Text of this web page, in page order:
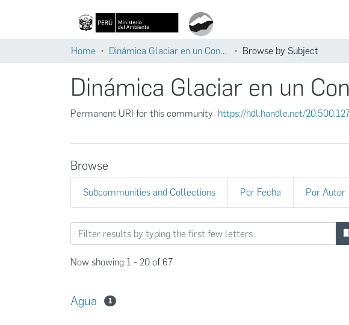
Home Dinámica Glaciar en un Contexto de Cambio Climático Browse by Subject
Dinámica Glaciar en un
Permanent URI for this community https://hdl.handle.net/
Browse
Subcommunities and Collections Por Fecha Por Autor
Browsing Dinámica Glaciar en un
Now showing 1 - 20 of 67
Agua 1